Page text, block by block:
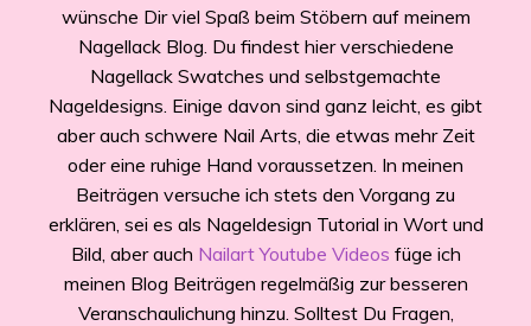
wünsche Dir viel Spaß beim Stöbern auf meinem
Nagellack Blog. Du findest hier verschiedene
Nagellack Swatches und selbstgemachte
Nageldesigns. Einige davon sind ganz leicht, es gibt
aber auch schwere Nail Arts, die etwas mehr Zeit
oder eine ruhige Hand voraussetzen. In meinen
Beiträgen versuche ich stets den Vorgang zu
erklären, sei es als Nageldesign Tutorial in Wort und
Bild, aber auch Nailart Youtube Videos füge ich
meinen Blog Beiträgen regelmäßig zur besseren
Veranschaulichung hinzu. Solltest Du Fragen,